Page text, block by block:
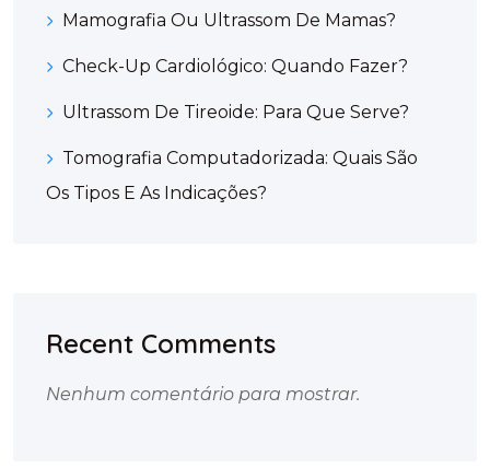
Mamografia Ou Ultrassom De Mamas?
Check-Up Cardiológico: Quando Fazer?
Ultrassom De Tireoide: Para Que Serve?
Tomografia Computadorizada: Quais São
Os Tipos E As Indicações?
Recent Comments
Nenhum comentário para mostrar.